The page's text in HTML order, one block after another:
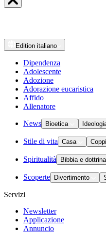
Edition italiano
Dipendenza
Adolescente
Adozione
Adorazione eucaristica
Affido
Allenatore
News Bioetica
Stile di vita Casa
Spiritualità Bibbia e dottrina
Scoperte Divertimento
Servizi
Newsletter
Applicazione
Annuncio